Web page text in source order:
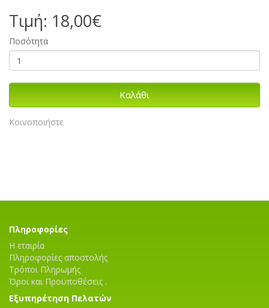
Τιμή: 18,00€
Ποσότητα
Καλάθι
Κοινοποιήστε
Πληροφορίες
Η εταιρία
Πληροφορίες αποστολής
Τρόποι Πληρωμής
Όροι και Προϋποθέσεις .
Εξυπηρέτηση Πελατών